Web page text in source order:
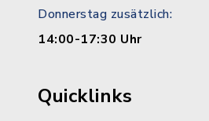
Donnerstag zusätzlich:
14:00-17:30 Uhr
Quicklinks